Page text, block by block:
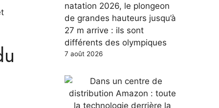
natation 2026, le plongeon
de grandes hauteurs jusqu’à
27 m arrive : ils sont
différents des olympiques
7 août 2026